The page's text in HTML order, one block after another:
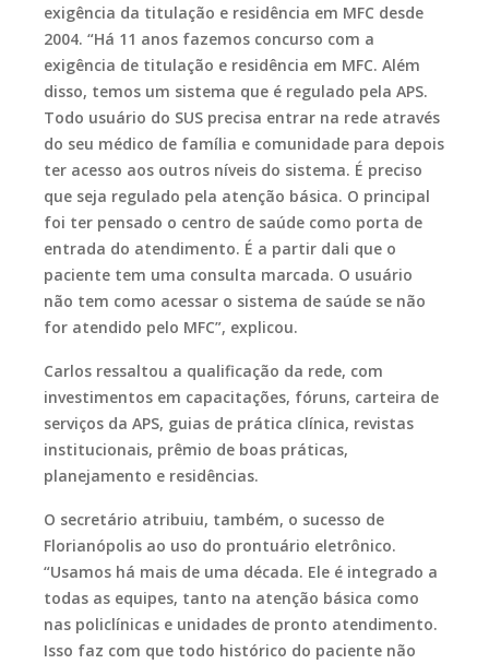
exigência da titulação e residência em MFC desde
2004. “Há 11 anos fazemos concurso com a
exigência de titulação e residência em MFC. Além
disso, temos um sistema que é regulado pela APS.
Todo usuário do SUS precisa entrar na rede através
do seu médico de família e comunidade para depois
ter acesso aos outros níveis do sistema. É preciso
que seja regulado pela atenção básica. O principal
foi ter pensado o centro de saúde como porta de
entrada do atendimento. É a partir dali que o
paciente tem uma consulta marcada. O usuário
não tem como acessar o sistema de saúde se não
for atendido pelo MFC”, explicou.
Carlos ressaltou a qualificação da rede, com
investimentos em capacitações, fóruns, carteira de
serviços da APS, guias de prática clínica, revistas
institucionais, prêmio de boas práticas,
planejamento e residências.
O secretário atribuiu, também, o sucesso de
Florianópolis ao uso do prontuário eletrônico.
“Usamos há mais de uma década. Ele é integrado a
todas as equipes, tanto na atenção básica como
nas policlínicas e unidades de pronto atendimento.
Isso faz com que todo histórico do paciente não